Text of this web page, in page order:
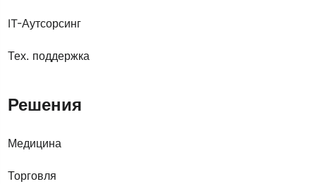
IT-Аутсорсинг
Тех. поддержка
Решения
Медицина
Торговля